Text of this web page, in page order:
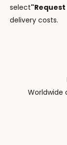
select
delivery costs.
Worldwide